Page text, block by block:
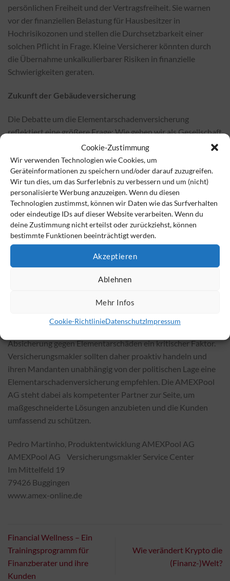
Cookie-Zustimmung
Wir verwenden Technologien wie Cookies, um
Geräteinformationen zu speichern und/oder darauf zuzugreifen.
Wir tun dies, um das Surferlebnis zu verbessern und um (nicht)
personalisierte Werbung anzuzeigen. Wenn du diesen
Technologien zustimmst, können wir Daten wie das Surfverhalten
oder eindeutige IDs auf dieser Website verarbeiten. Wenn du
deine Zustimmung nicht erteilst oder zurückziehst, können
bestimmte Funktionen beeinträchtigt werden.
Akzeptieren
Ablehnen
Mehr Infos
Cookie-RichtlinieDatenschutzImpressum
persönlichen Freiheit und der Vertragsfreiheit. Sie warnen
vor der finanziellen Belastung für Hausbesitzer in
Hochrisikozonen und stellen die Durchsetzbarkeit einer
solchen Pflicht in Frage. Kleine Versicherer könnten durch
die Übernahme unkalkulierbarer Risiken in finanzielle
Schwierigkeiten geraten.
Zukunft der Gebäudeversicherung
Die Debatte um die Elementarschadenversicherung
reflektiert eine größere Frage: Wie gehen wir als Gesellschaft
mit den zunehmenden Risiken des Klimawandels um? Die
Versicherungsbranche wird dabei eine Schlüsselrolle spielen,
doch sie benötigt einen klaren regulatorischen Rahmen und
die Unterstützung durch angepasste Baustandards und
Präventionsmaßnahmen.
Eine Entscheidung für oder gegen die
Elementarschadenpflichtversicherung muss sorgfältig
abgewogen werden. Sie beeinflusst nicht nur die Zukunft der
Gebäudeversicherungsbranche, sondern auch die Resilienz
unserer Gesellschaft gegenüber den unausweichlichen
Verantwortung des Maklers
Absicherung gegen Elementarschäden ein kritischer Faktor.
Versicherungsmakler sollten daher proaktiv handeln und
ihren Mandanten unabhängig von der politischen Lage eine
Elementarschadenversicherung empfehlen. Die AMEXPool
AG steht dabei als kompetenter Partner zur Seite, um
maßgeschneiderte Lösungen anzubieten und die Kunden
umfassend zu schützen.
Pedro Martinho, Produktentwicklung AMEXPool AG
AMEXPool AG Versicherungsmakler Service Center
Im Mittelfeld 19
79426 Buggingen
www.amex-online.de
Financial Wellness – Ein
Trainingsprogramm für
Finanzberater und ihre
Kunden
Wie verändert Krypto die
(Finanz-)Welt?